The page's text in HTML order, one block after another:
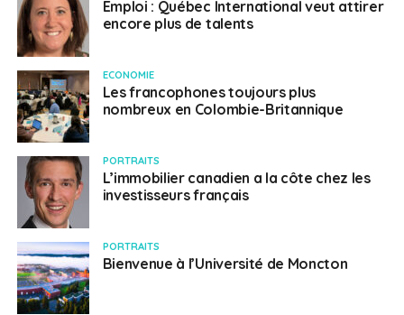
Emploi : Québec International veut attirer
encore plus de talents
ECONOMIE
Les francophones toujours plus
nombreux en Colombie-Britannique
PORTRAITS
L’immobilier canadien a la côte chez les
investisseurs français
PORTRAITS
Bienvenue à l’Université de Moncton